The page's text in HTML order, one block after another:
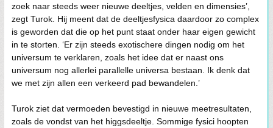
zoek naar steeds weer nieuwe deeltjes, velden en dimensies’,
zegt Turok. Hij meent dat de deeltjesfysica daardoor zo complex
is geworden dat die op het punt staat onder haar eigen gewicht
in te storten. ‘Er zijn steeds exotischere dingen nodig om het
universum te verklaren, zoals het idee dat er naast ons
universum nog allerlei parallelle universa bestaan. Ik denk dat
we met zijn allen een verkeerd pad bewandelen.’
Turok ziet dat vermoeden bevestigd in nieuwe meetresultaten,
zoals de vondst van het higgsdeeltje. Sommige fysici hoopten